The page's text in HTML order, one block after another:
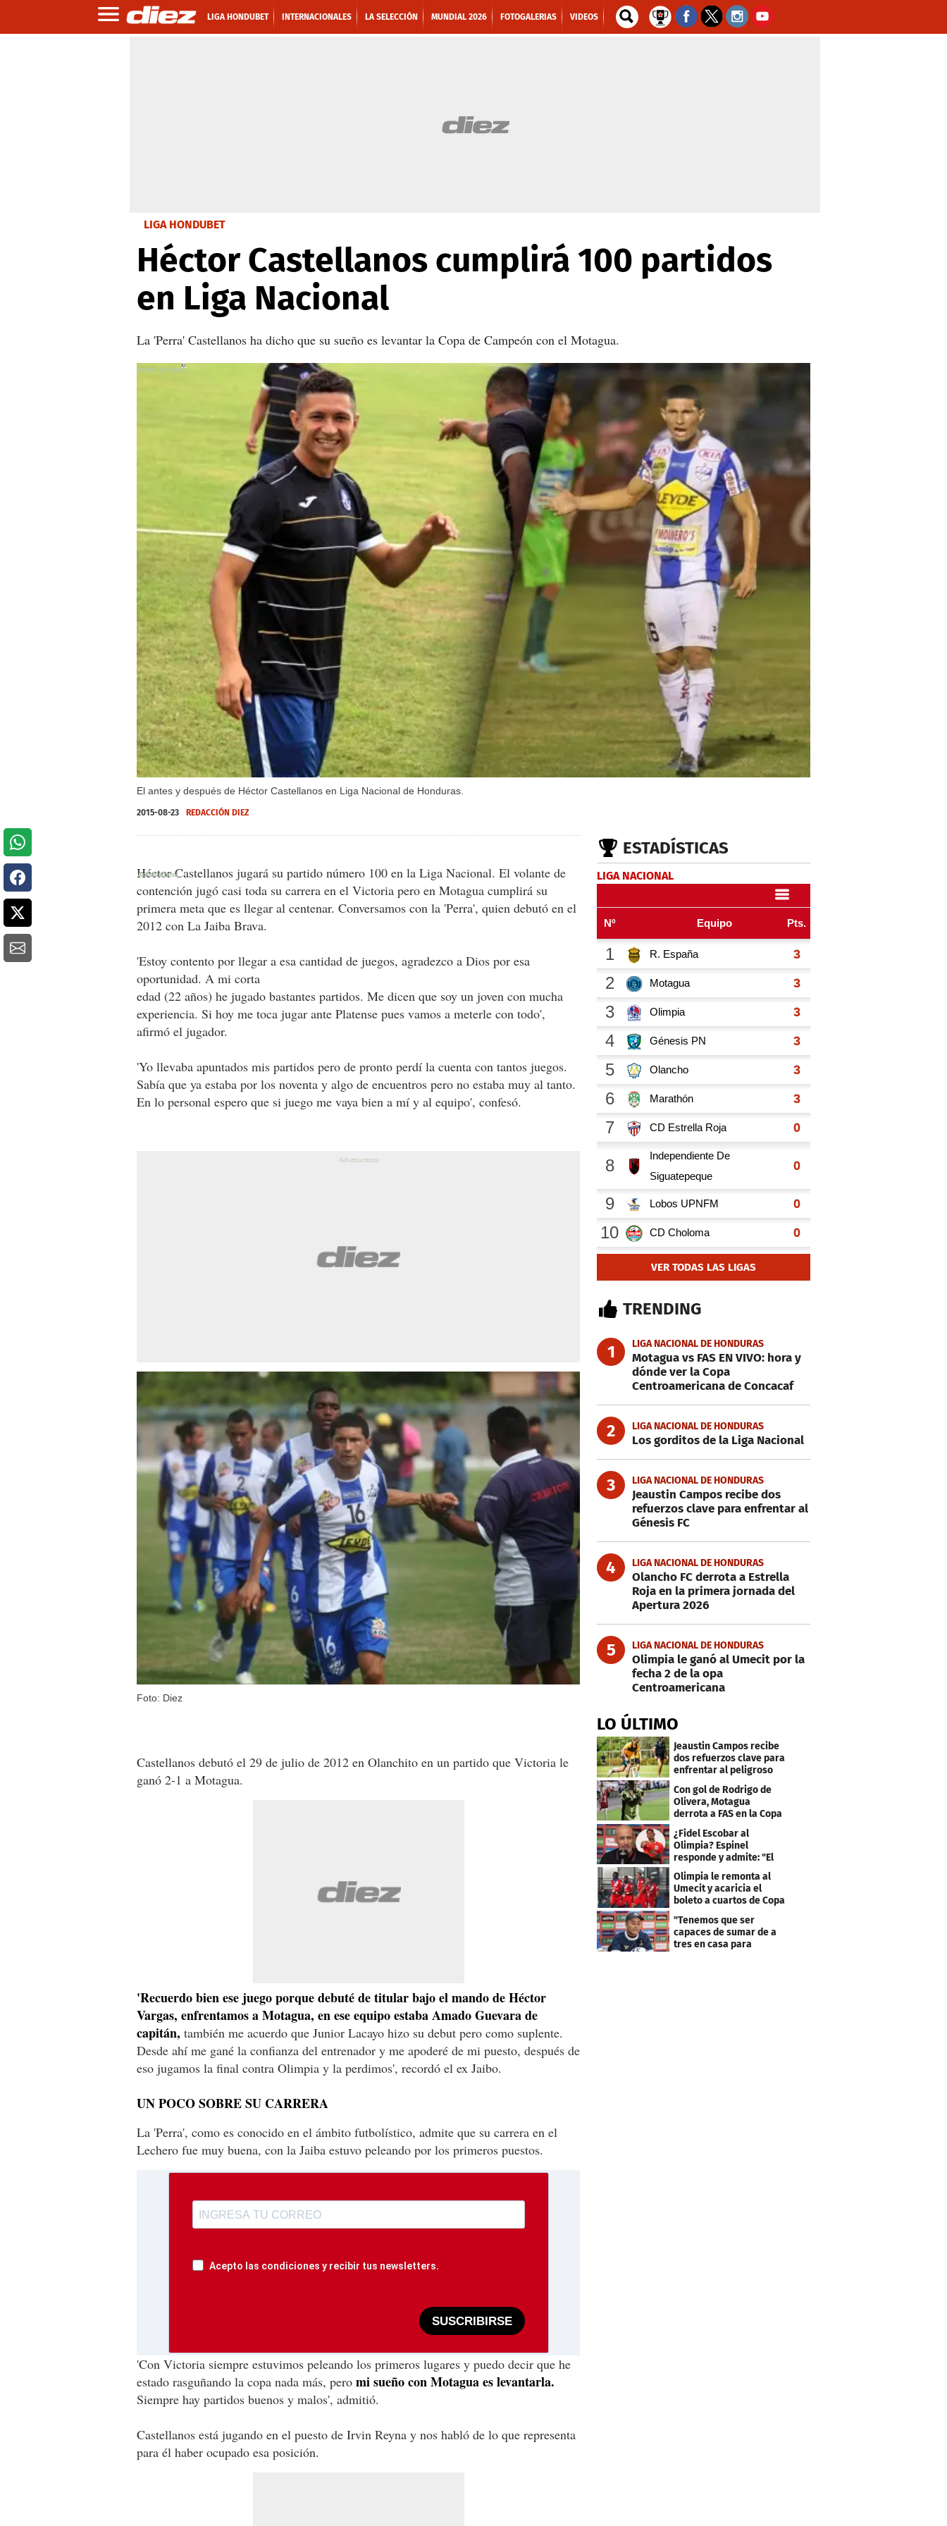
LIGA HONDUBET INTERNACIONALES LA SELECCIÓN MUNDIAL 2026 FOTOGALERIAS VIDEOS
LIGA HONDUBET
Héctor Castellanos cumplirá 100 partidos
en Liga Nacional
La 'Perra' Castellanos ha dicho que su sueño es levantar la Copa de Campeón con el Motagua.
El antes y después de Héctor Castellanos en Liga Nacional de Honduras.
X
X
X
X
X
2015-08-23 REDACCIÓN DIEZ
Héctor Castellanos jugará su partido número 100 en la Liga Nacional. El volante de
contención jugó casi toda su carrera en el Victoria pero en Motagua cumplirá su
primera meta que es llegar al centenar. Conversamos con la 'Perra', quien debutó en el
2012 con La Jaiba Brava.
'Estoy contento por llegar a esa cantidad de juegos, agradezco a Dios por esa
oportunidad. A mi corta
edad (22 años) he jugado bastantes partidos. Me dicen que soy un joven con mucha
experiencia. Si hoy me toca jugar ante Platense pues vamos a meterle con todo',
afirmó el jugador.
'Yo llevaba apuntados mis partidos pero de pronto perdí la cuenta con tantos juegos.
Sabía que ya estaba por los noventa y algo de encuentros pero no estaba muy al tanto.
En lo personal espero que si juego me vaya bien a mí y al equipo', confesó.
Foto: Diez
Castellanos debutó el 29 de julio de 2012 en Olanchito en un partido que Victoria le
ganó 2-1 a Motagua.
'Recuerdo bien ese juego porque debuté de titular bajo el mando de Héctor
Vargas, enfrentamos a Motagua, en ese equipo estaba Amado Guevara de
capitán, también me acuerdo que Junior Lacayo hizo su debut pero como suplente.
Desde ahí me gané la confianza del entrenador y me apoderé de mi puesto, después de
eso jugamos la final contra Olimpia y la perdimos', recordó el ex Jaibo.
UN POCO SOBRE SU CARRERA
La 'Perra', como es conocido en el ámbito futbolístico, admite que su carrera en el
Lechero fue muy buena, con la Jaiba estuvo peleando por los primeros puestos.
Acepto las condiciones y recibir tus newsletters.
SUSCRIBIRSE
'Con Victoria siempre estuvimos peleando los primeros lugares y puedo decir que he
estado rasguñando la copa nada más, pero mi sueño con Motagua es levantarla.
Siempre hay partidos buenos y malos', admitió.
Castellanos está jugando en el puesto de Irvin Reyna y nos habló de lo que representa
para él haber ocupado esa posición.
ESTADÍSTICAS
LIGA NACIONAL
VER TODAS LAS LIGAS
TRENDING
1 LIGA NACIONAL DE HONDURAS
Motagua vs FAS EN VIVO: hora y
dónde ver la Copa
Centroamericana de Concacaf
2 LIGA NACIONAL DE HONDURAS
Los gorditos de la Liga Nacional
3 LIGA NACIONAL DE HONDURAS
Jeaustin Campos recibe dos
refuerzos clave para enfrentar al
Génesis FC
4 LIGA NACIONAL DE HONDURAS
Olancho FC derrota a Estrella
Roja en la primera jornada del
Apertura 2026
5 LIGA NACIONAL DE HONDURAS
Olimpia le ganó al Umecit por la
fecha 2 de la opa
Centroamericana
LO ÚLTIMO
Jeaustin Campos recibe
dos refuerzos clave para
enfrentar al peligroso
Génesis FC
Con gol de Rodrigo de
Olivera, Motagua
derrota a FAS en la Copa
Centroamericana
¿Fidel Escobar al
Olimpia? Espinel
responde y admite: "El
resultado fue corto"
Olimpia le remonta al
Umecit y acaricia el
boleto a cuartos de Copa
"Tenemos que ser
capaces de sumar de a
tres en casa para